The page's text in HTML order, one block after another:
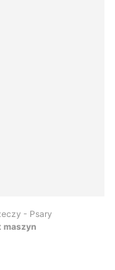
- Psary
maszyn